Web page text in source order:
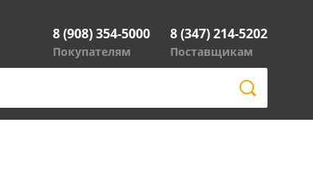
8 (908) 354-5000
Покупателям
8 (347) 214-5202
Поставщикам